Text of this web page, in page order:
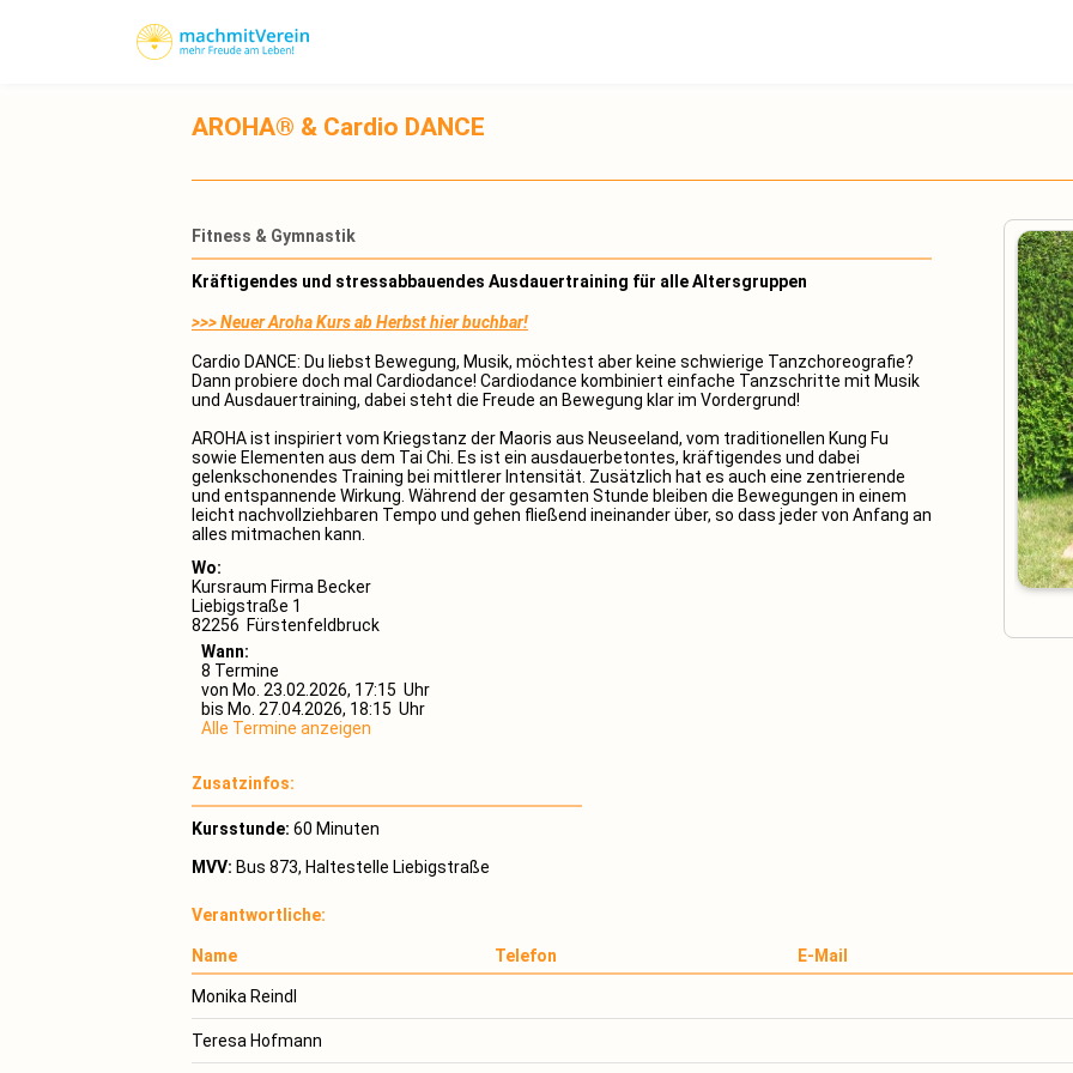
AROHA® & Cardio DANCE
Fitness & Gymnastik
Kräftigendes und stressabbauendes Ausdauertraining für alle Altersgruppen
>>> Neuer Aroha Kurs ab Herbst hier buchbar!
Cardio DANCE: Du liebst Bewegung, Musik, möchtest aber keine schwierige Tanzchoreografie?
Dann probiere doch mal Cardiodance! Cardiodance kombiniert einfache Tanzschritte mit Musik
und Ausdauertraining, dabei steht die Freude an Bewegung klar im Vordergrund!
AROHA ist inspiriert vom Kriegstanz der Maoris aus Neuseeland, vom traditionellen Kung Fu
sowie Elementen aus dem Tai Chi. Es ist ein ausdauerbetontes, kräftigendes und dabei
gelenkschonendes Training bei mittlerer Intensität. Zusätzlich hat es auch eine zentrierende
und entspannende Wirkung. Während der gesamten Stunde bleiben die Bewegungen in einem
leicht nachvollziehbaren Tempo und gehen fließend ineinander über, so dass jeder von Anfang an
alles mitmachen kann.
Wo:
Kursraum Firma Becker
Liebigstraße 1
82256 Fürstenfeldbruck
Wann:
8 Termine
von Mo. 23.02.2026, 17:15 Uhr
bis Mo. 27.04.2026, 18:15 Uhr
Alle Termine anzeigen
Zusatzinfos:
Kursstunde: 60 Minuten
MVV: Bus 873, Haltestelle Liebigstraße
Verantwortliche:
Name Telefon E-Mail
Monika Reindl
Teresa Hofmann